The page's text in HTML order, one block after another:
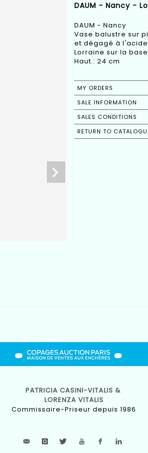
DAUM - Nancy -
DAUM - Nancy
Vase balustre sur
et dégagé à
Lorraine sur la
Haut.: 24 cm
MY ORDERS
SALE INFORMATION
SALES CONDITIONS
RETURN TO
PATRICIA CASINI-VITALIS &
LORENZA VITALIS
Commissaire-Priseur depuis 1986